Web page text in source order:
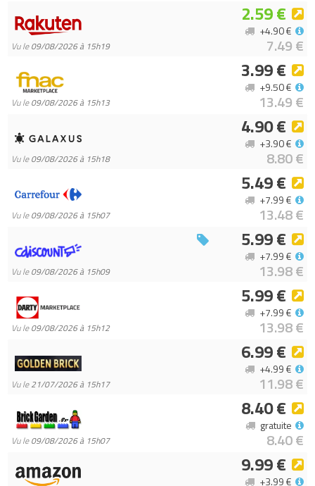
Vu le09/08/2026 à 15h19
2.59 €
7.49 €
+4.90 €
Vu le09/08/2026 à 15h13
3.99 €
13.49 €
+9.50 €
Vu le09/08/2026 à 15h18
4.90 €
8.80 €
+3.90 €
Vu le09/08/2026 à 15h07
5.49 €
13.48 €
+7.99 €
Vu le09/08/2026 à 15h09
5.99 €
13.98 €
+7.99 €
Vu le09/08/2026 à 15h12
5.99 €
13.98 €
+7.99 €
Vu le21/07/2026 à 15h17
6.99 €
11.98 €
+4.99 €
Vu le09/08/2026 à 15h07
8.40 €
8.40 €
gratuite
9.99 €
+3.99 €